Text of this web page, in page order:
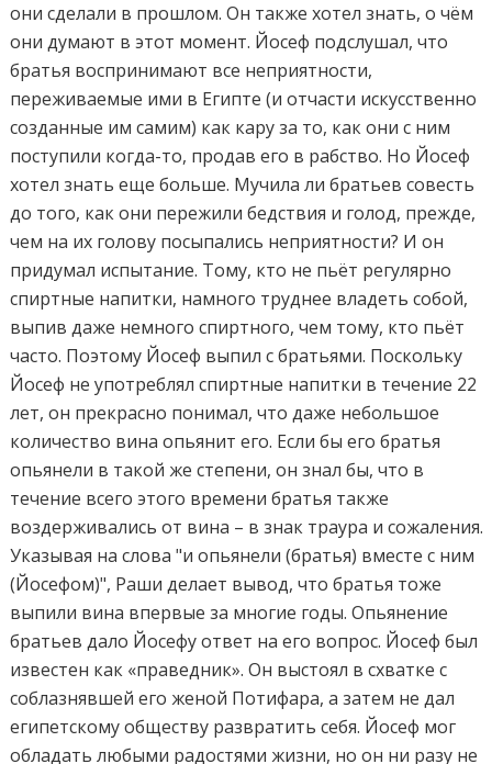
они сделали в прошлом. Он также хотел знать, о чём
они думают в этот момент. Йосеф подслушал, что
братья воспринимают все неприятности,
переживаемые ими в Египте (и отчасти искусственно
созданные им самим) как кару за то, как они с ним
поступили когда-то, продав его в рабство. Но Йосеф
хотел знать еще больше. Мучила ли братьев совесть
до того, как они пережили бедствия и голод, прежде,
чем на их голову посыпались неприятности? И он
придумал испытание. Тому, кто не пьёт регулярно
спиртные напитки, намного труднее владеть собой,
выпив даже немного спиртного, чем тому, кто пьёт
часто. Поэтому Йосеф выпил с братьями. Поскольку
Йосеф не употреблял спиртные напитки в течение 22
лет, он прекрасно понимал, что даже небольшое
количество вина опьянит его. Если бы его братья
опьянели в такой же степени, он знал бы, что в
течение всего этого времени братья также
воздерживались от вина – в знак траура и сожаления.
Указывая на слова "и опьянели (братья) вместе с ним
(Йосефом)", Раши делает вывод, что братья тоже
выпили вина впервые за многие годы. Опьянение
братьев дало Йосефу ответ на его вопрос. Йосеф был
известен как «праведник». Он выстоял в схватке с
соблазнявшей его женой Потифара, а затем не дал
египетскому обществу развратить себя. Йосеф мог
обладать любыми радостями жизни, но он ни разу не